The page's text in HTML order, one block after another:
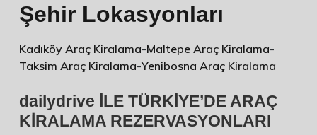
Şehir Lokasyonları
Kadıköy Araç Kiralama-Maltepe Araç Kiralama-
Taksim Araç Kiralama-Yenibosna Araç Kiralama
dailydrive İLE TÜRKİYE’DE ARAÇ
KİRALAMA REZERVASYONLARI